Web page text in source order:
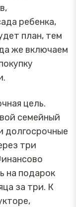
ребенка,
план, тем
же включаем
цель.
семейный
долгосрочные
три
на подарок
за три. К